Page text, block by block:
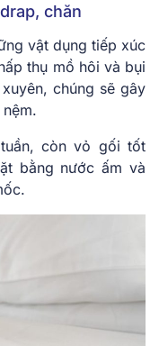
chăn
vật dụng tiếp xúc
thụ mồ hôi và bụi
chúng sẽ gây
còn vỏ gối tốt
bằng nước ấm và